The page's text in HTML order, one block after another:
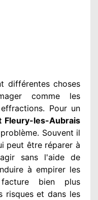
différenteschoses
comme les
Pour un
Fleury-les-Aubrais
. Souvent il
peut être réparer à
sans l'aide de
à empirer les
bien plus
risques et dans les